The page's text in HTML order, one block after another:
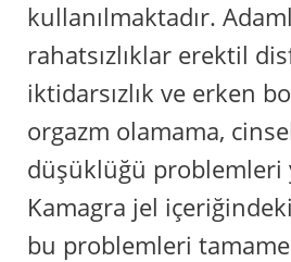
kullanılmaktadır.
rahatsızlıklar erektil
iktidarsızlık ve erken
orgazm olamama,
düşüklüğü problemleri
Kamagra jel
bu problemleri